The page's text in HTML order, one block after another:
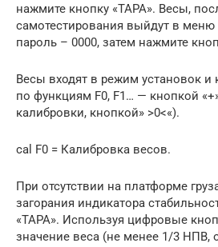
нажмите кнопку «ТАРА». Весы,
самотестирования выйдут в меню
пароль – 0000, затем нажмите
Весы входят в режим установок и
по функциям F0, F1… — кнопкой
калибровки, кнопкой» >0<«).
cal F0 = Калибровка весов.
При отсутствии на платформе
загорания индикатора
«ТАРА». Используя цифровые
значение веса (не менее 1/3